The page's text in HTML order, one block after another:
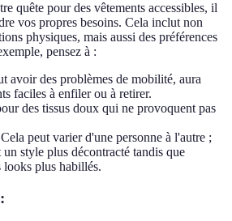
quête pour des vêtements accessibles, il
vos propres besoins. Cela inclut non
physiques, mais aussi des préférences
pensez à :
avoir des problèmes de mobilité, aura
faciles à enfiler ou à retirer.
des tissus doux qui ne provoquent pas
peut varier d'une personne à l'autre ;
un style plus décontracté tandis que
looks plus habillés.